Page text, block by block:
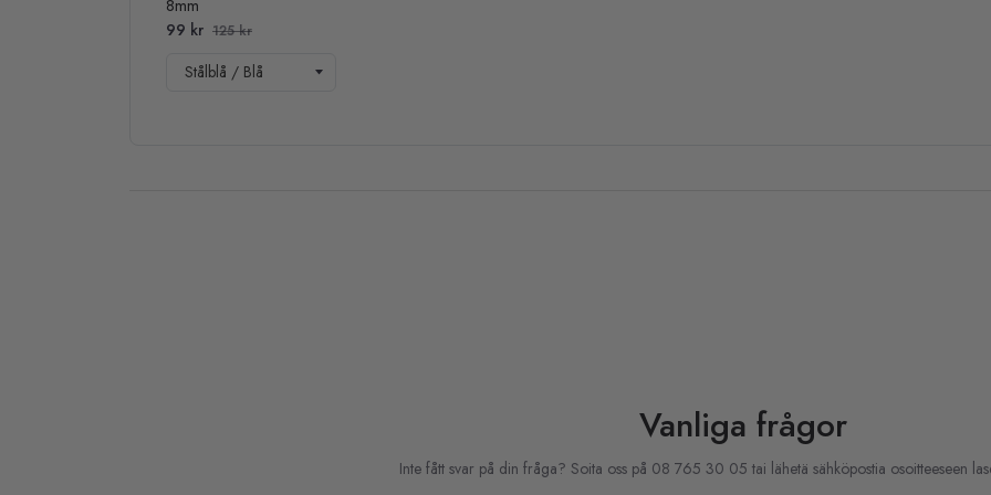
8mm
99 kr 125 kr
Vanliga frågor
Inte fått svar på din fråga? Soita oss på 08 765 30 05 tai lähetä sähköpostia osoitteeseen